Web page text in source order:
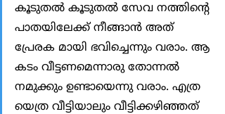
കൂടുതല്‍ കൂടുതല്‍ സേവ നത്തിന്‍റെ
പാതയിലേക്ക് നീങ്ങാന്‍ അത്
പ്രേരക മായി ഭവിച്ചെന്നും വരാം. ആ
കടം വീട്ടണമെന്നാരു തോന്നല്‍
നമുക്കും ഉണ്ടായെന്നു വരാം. എത്ര
യെത്ര വീട്ടിയാലും വീട്ടിക്കഴിഞ്ഞത്